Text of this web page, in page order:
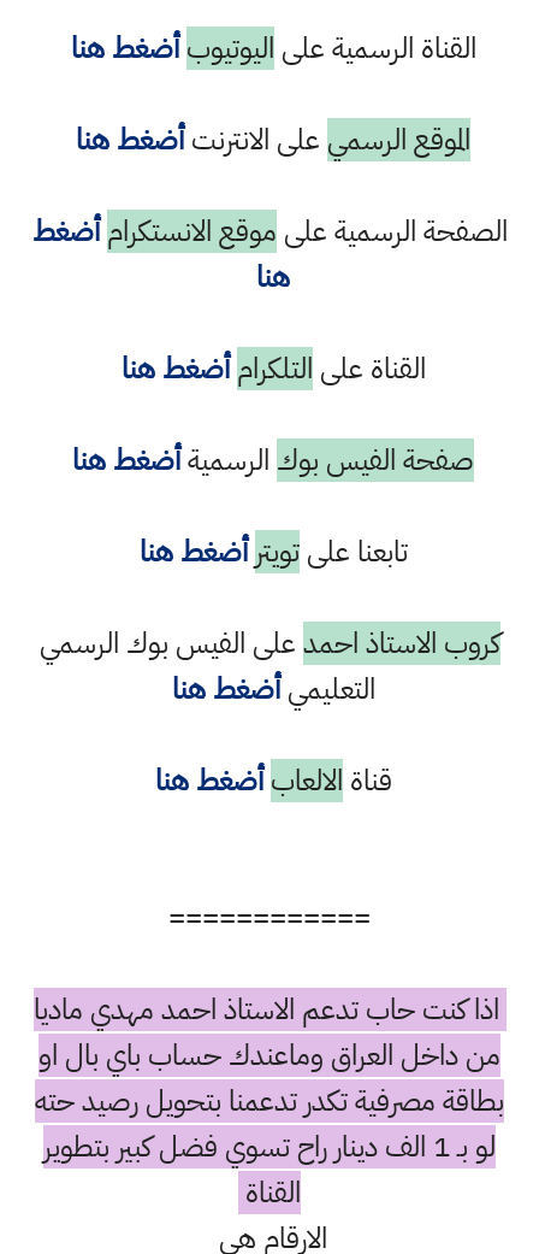
القناة الرسمية على اليوتيوب أضغط هنا
الموقع الرسمي على الانترنتأضغط هنا
الصفحة الرسمية على موقع الانستكرام أضغط
هنا
القناة على التلكرام أضغط هنا
صفحة الفيس بوك الرسميةأضغط هنا
تابعنا علىتويتر أضغط هنا
كروب الاستاذ احمدعلى الفيس بوك الرسمي
التعليميأضغط هنا
قناة الالعاب أضغط هنا
============
اذا كنت حاب تدعم الاستاذ احمد مهدي ماديا
من داخل العراق وماعندك حساب باي بال او
بطاقة مصرفية تكدر تدعمنا بتحويل رصيد حته
لو بـ 1 الف دينار راح تسوي فضل كبير بتطوير
القناة
الارقام هي